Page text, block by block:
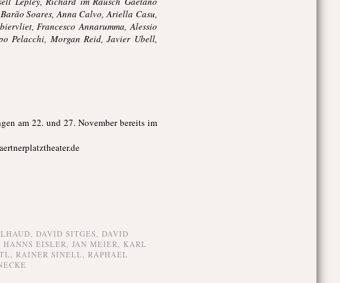
Soares, Anna Calvo, Ariella Casu,
Francesco Annarumma, Alessio
Pelacchi, Morgan Reid, Javier Ubell,
am 22. und 27. November bereits im
, DAVID SITGES, DAVID
HANNS EISLER, JAN MEIER, KARL
, RAINER SINELL, RAPHAEL